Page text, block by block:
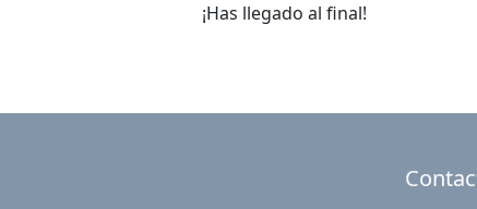
¡Has llegado al final!